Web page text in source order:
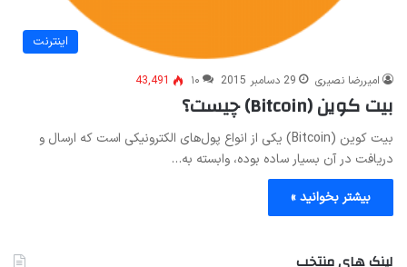
اینترنت
امیررضا نصیری 29 دسامبر 2015 ۱۰ 43,491
بیت کوین (Bitcoin) چیست؟
بیت کوین (Bitcoin) یکی از انواع پول‌های الکترونیکی است که ارسال و
دریافت در آن بسیار ساده بوده، وابسته به…
بیشتر بخوانید »
لینک های منتخب